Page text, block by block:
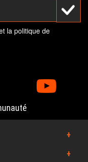
lapolitique de